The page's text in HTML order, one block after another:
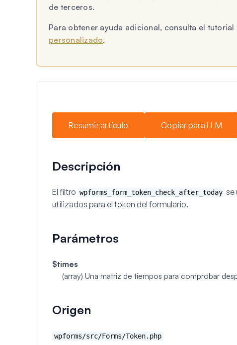
de terceros.
Para obtener ayuda adicional, consulta el
personalizado.
Resumir artículo Copiar para LLM
Descripción
El filtro wpforms_form_token_check_after_today se
utilizados para el token del formulario.
Parámetros
$times
(array) Una matriz de tiempos para comprobar
Origen
wpforms/src/Forms/Token.php